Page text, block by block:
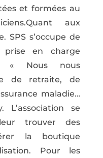
et formées au
aux
SPS s’occupe de
en charge
« Nous nous
de retraite, de
maladie…
L’association se
trouver des
la boutique
Pour les